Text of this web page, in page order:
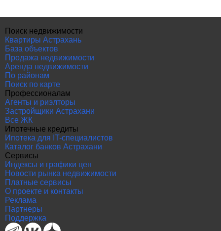
Поиск недвижимости
Квартиры Астрахань
База объектов
Продажа недвижимости
Аренда недвижимости
По районам
Поиск по карте
Профессионалам
Агенты и риэлторы
Застройщики Астрахани
Все ЖК
Ипотечные кредиты
Ипотека для IT-специалистов
Каталог банков Астрахани
Сервисы
Индексы и графики цен
Новости рынка недвижимости
Платные сервисы
О проекте и контакты
Реклама
Партнеры
Поддержка